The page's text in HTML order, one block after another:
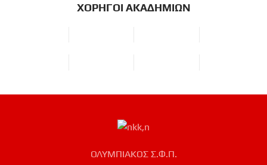
ΧΟΡΗΓΟΙ ΑΚΑΔΗΜΙΩΝ
ΟΛΥΜΠΙΑΚΟΣ Σ.Φ.Π.